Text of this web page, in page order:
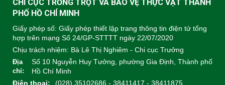
CHI CỤC TRỒNG TRỌT VÀ BẢO VỆ THỰC VẬT THÀNH
PHỐ HỒ CHÍ MINH
Giấy phép số: Giấy phép thiết lập trang thông tin điện tử tổng
hợp trên mạng Số 24/GP-STTTT ngày 22/07/2020
Chịu trách nhiệm: Bà Lê Thị Nghiêm - Chi cục Trưởng
Địa
chỉ:
Số 10 Nguyễn Huy Tưởng, phường Gia Định, Thành phố
Hồ Chí Minh
Điện thoại:
(028) 35102686 - 38411417 - 38411875